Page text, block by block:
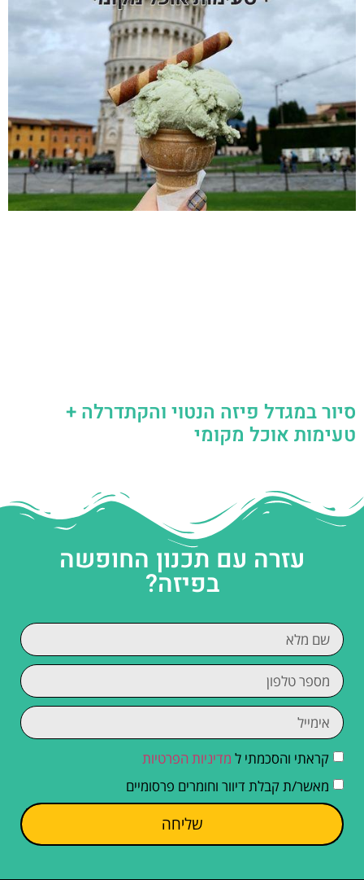
סיור במגדל פיזה הנטוי והקתדרלה +
טעימות אוכל מקומי
עזרה עם תכנון החופשה
בפיזה?
קראתי והסכמתי ל מדיניות הפרטיות
מאשר/ת קבלת דיוור וחומרים פרסומיים
שליחה